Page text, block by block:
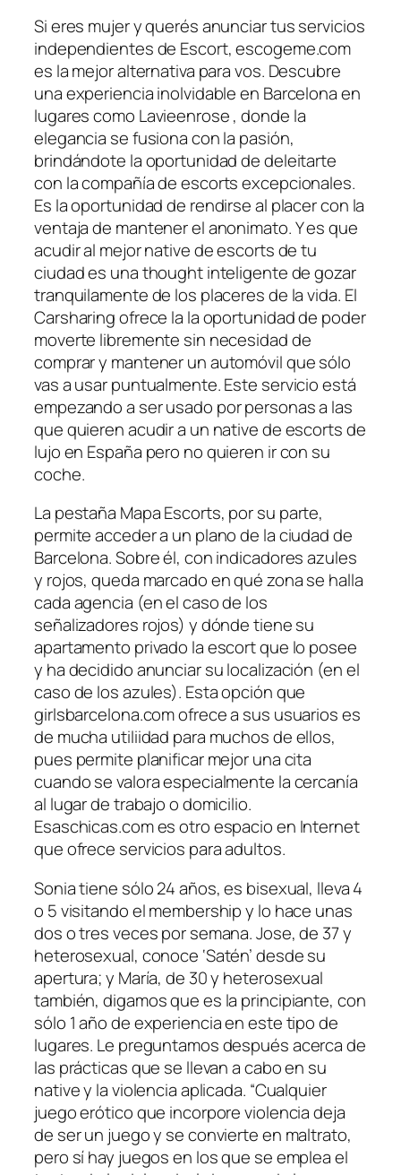
Si eres mujer y querés anunciar tus servicios
independientes de Escort, escogeme.com
es la mejor alternativa para vos. Descubre
una experiencia inolvidable en Barcelona en
lugares como Lavieenrose , donde la
elegancia se fusiona con la pasión,
brindándote la oportunidad de deleitarte
con la compañía de escorts excepcionales.
Es la oportunidad de rendirse al placer con la
ventaja de mantener el anonimato. Y es que
acudir al mejor native de escorts de tu
ciudad es una thought inteligente de gozar
tranquilamente de los placeres de la vida. El
Carsharing ofrece la la oportunidad de poder
moverte libremente sin necesidad de
comprar y mantener un automóvil que sólo
vas a usar puntualmente. Este servicio está
empezando a ser usado por personas a las
que quieren acudir a un native de escorts de
lujo en España pero no quieren ir con su
coche.
La pestaña Mapa Escorts, por su parte,
permite acceder a un plano de la ciudad de
Barcelona. Sobre él, con indicadores azules
y rojos, queda marcado en qué zona se halla
cada agencia (en el caso de los
señalizadores rojos) y dónde tiene su
apartamento privado la escort que lo posee
y ha decidido anunciar su localización (en el
caso de los azules). Esta opción que
girlsbarcelona.com ofrece a sus usuarios es
de mucha utiliidad para muchos de ellos,
pues permite planificar mejor una cita
cuando se valora especialmente la cercanía
al lugar de trabajo o domicilio.
Esaschicas.com es otro espacio en Internet
que ofrece servicios para adultos.
Sonia tiene sólo 24 años, es bisexual, lleva 4
o 5 visitando el membership y lo hace unas
dos o tres veces por semana. Jose, de 37 y
heterosexual, conoce ‘Satén’ desde su
apertura; y María, de 30 y heterosexual
también, digamos que es la principiante, con
sólo 1 año de experiencia en este tipo de
lugares. Le preguntamos después acerca de
las prácticas que se llevan a cabo en su
native y la violencia aplicada. “Cualquier
juego erótico que incorpore violencia deja
de ser un juego y se convierte en maltrato,
pero sí hay juegos en los que se emplea el